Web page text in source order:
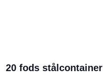
20 fods stålcontainer​